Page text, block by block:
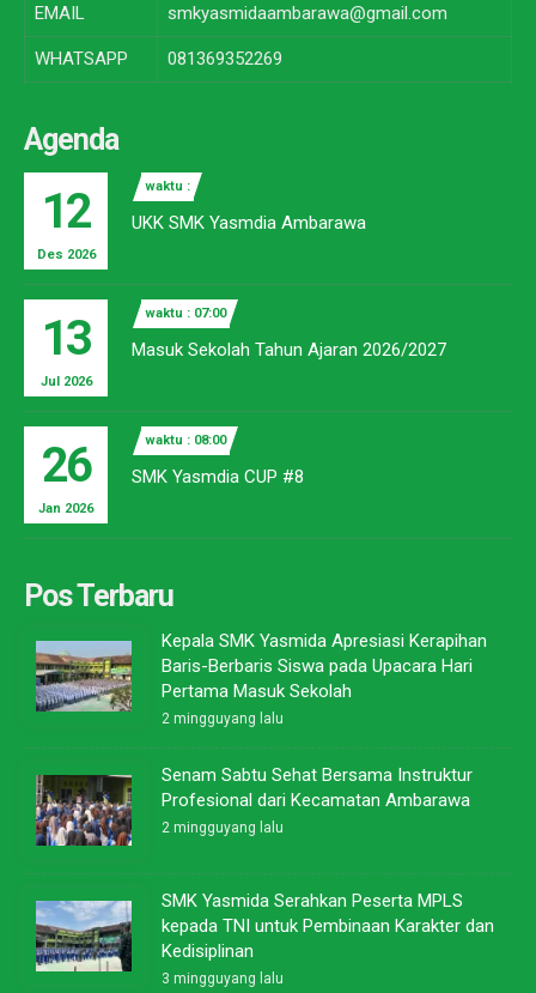
EMAIL smkyasmidaambarawa@gmail.com
WHATSAPP 081369352269
Agenda
12
Des 2026
waktu :
UKK SMK Yasmdia Ambarawa
13
Jul 2026
waktu : 07:00
Masuk Sekolah Tahun Ajaran 2026/2027
26
Jan 2026
waktu : 08:00
SMK Yasmdia CUP #8
Pos Terbaru
Kepala SMK Yasmida Apresiasi Kerapihan
Baris-Berbaris Siswa pada Upacara Hari
Pertama Masuk Sekolah
2 mingguyang lalu
Senam Sabtu Sehat Bersama Instruktur
Profesional dari Kecamatan Ambarawa
2 mingguyang lalu
SMK Yasmida Serahkan Peserta MPLS
kepada TNI untuk Pembinaan Karakter dan
Kedisiplinan
3 mingguyang lalu